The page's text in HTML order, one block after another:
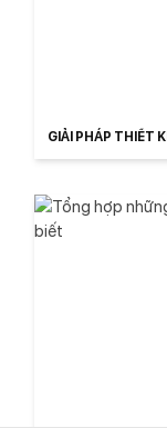
GIẢI PHÁP THIẾT